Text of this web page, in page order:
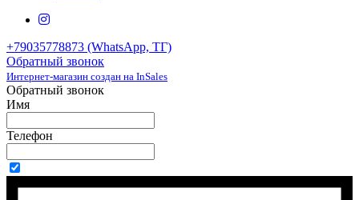
+79035778873 (WhatsApp, ТГ)
Обратный звонок
Интернет-магазин создан на InSales
Обратный звонок
Имя
Телефон